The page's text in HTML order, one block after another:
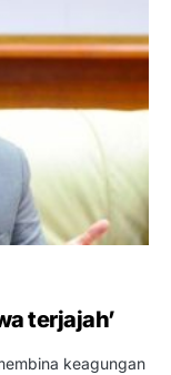
terjajah’
keagungan